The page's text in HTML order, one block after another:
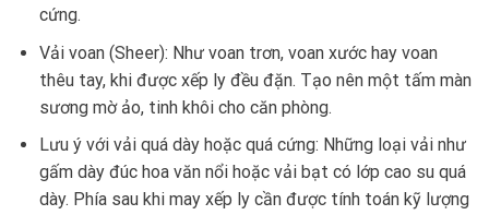
cứng.
Vải voan (Sheer): Như voan trơn, voan xước hay voan
thêu tay, khi được xếp ly đều đặn. Tạo nên một tấm màn
sương mờ ảo, tinh khôi cho căn phòng.
Lưu ý với vải quá dày hoặc quá cứng: Những loại vải như
gấm dày đúc hoa văn nổi hoặc vải bạt có lớp cao su quá
dày. Phía sau khi may xếp ly cần được tính toán kỹ lượng